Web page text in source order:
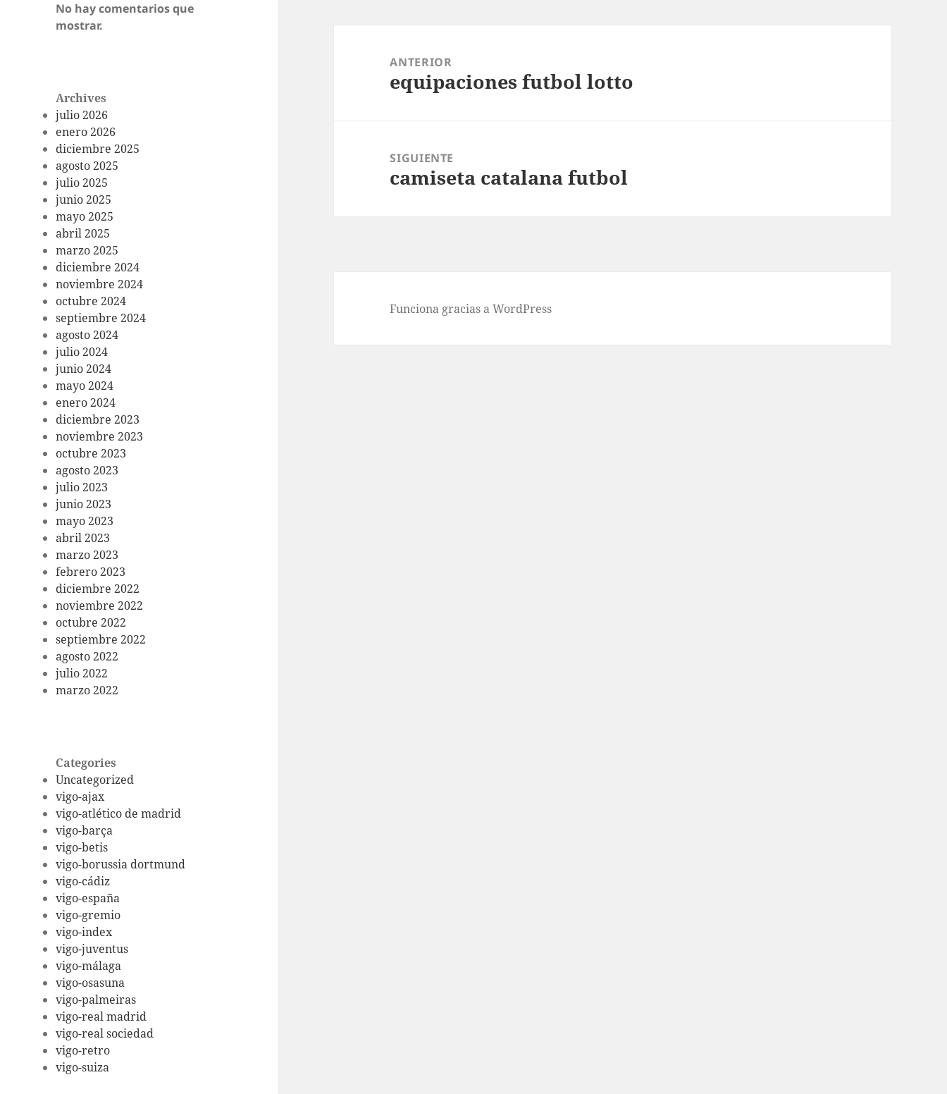
No hay comentarios que
mostrar.
Archives
julio 2026
enero 2026
diciembre 2025
agosto 2025
julio 2025
junio 2025
mayo 2025
abril 2025
marzo 2025
diciembre 2024
noviembre 2024
octubre 2024
septiembre 2024
agosto 2024
julio 2024
junio 2024
mayo 2024
enero 2024
diciembre 2023
noviembre 2023
octubre 2023
agosto 2023
julio 2023
junio 2023
mayo 2023
abril 2023
marzo 2023
febrero 2023
diciembre 2022
noviembre 2022
octubre 2022
septiembre 2022
agosto 2022
julio 2022
marzo 2022
Categories
Uncategorized
vigo-ajax
vigo-atlético de madrid
vigo-barça
vigo-betis
vigo-borussia dortmund
vigo-cádiz
vigo-españa
vigo-gremio
vigo-index
vigo-juventus
vigo-málaga
vigo-osasuna
vigo-palmeiras
vigo-real madrid
vigo-real sociedad
vigo-retro
vigo-suiza
entradas
ANTERIOR
Entrada
equipaciones futbol lotto
SIGUIENTE
Entrada
camiseta catalana futbol
Funciona gracias a WordPress